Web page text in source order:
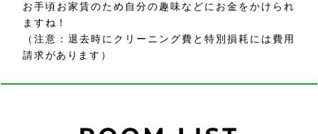
お手頃お家賃のため自分の趣味などにお金をかけられ
ますね！
（注意：退去時にクリーニング費と特別損耗には費用
請求があります）